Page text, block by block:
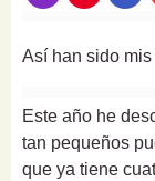
Así han sido
Este año he
tan pequeños
que ya tiene